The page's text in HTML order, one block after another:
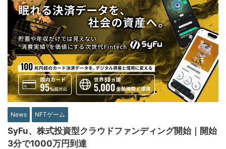
News NFTゲーム
SyFu、株式投資型クラウドファンディング開始｜開始
3分で1000万円到達